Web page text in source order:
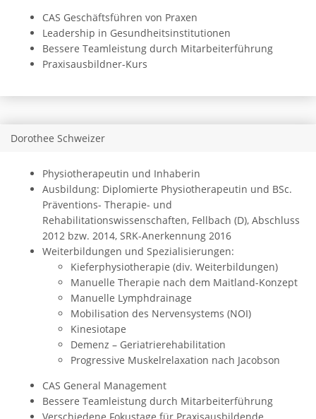
CAS Geschäftsführen von Praxen
Leadership in Gesundheitsinstitutionen
Bessere Teamleistung durch Mitarbeiterführung
Praxisausbildner-Kurs
Dorothee Schweizer
Physiotherapeutin und Inhaberin
Ausbildung: Diplomierte Physiotherapeutin und BSc.
Präventions- Therapie- und
Rehabilitationswissenschaften, Fellbach (D), Abschluss
2012 bzw. 2014, SRK-Anerkennung 2016
Weiterbildungen und Spezialisierungen:
Kieferphysiotherapie (div. Weiterbildungen)
Manuelle Therapie nach dem Maitland-Konzept
Manuelle Lymphdrainage
Mobilisation des Nervensystems (NOI)
Kinesiotape
Demenz – Geriatrierehabilitation
Progressive Muskelrelaxation nach Jacobson
CAS General Management
Bessere Teamleistung durch Mitarbeiterführung